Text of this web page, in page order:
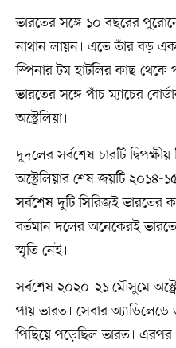
ভারতের সঙ্গে ১০ বছরের
নাথান লায়ন। এতে তাঁর বড়
স্পিনার টম হার্টলির কাছ
ভারতের সঙ্গে পাঁচ ম্যাচের
অস্ট্রেলিয়া।
দুদলের সর্বশেষ চারটি
অস্ট্রেলিয়ার শেষ জয়টি ২০১৪-
সর্বশেষ দুটি সিরিজই ভারতের
বর্তমান দলের অনেকেরই
স্মৃতি নেই।
সর্বশেষ ২০২০-২১ মৌসুমে
পায় ভারত। সেবার
পিছিয়ে পড়েছিল ভারত। এরপর